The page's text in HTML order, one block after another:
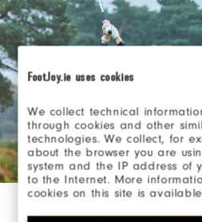
FootJoy.ie uses cookies
We collect technical
through cookies and other
technologies. We collect, for
about the browser you are
system and the IP address of
to the Internet. More
cookies on this site is
KLÄDER
HANDLA NU